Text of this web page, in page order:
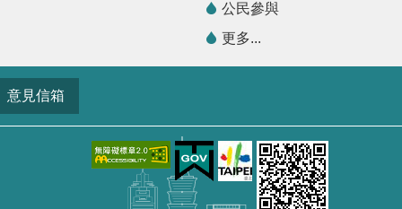
公民參與
更多...
意見信箱